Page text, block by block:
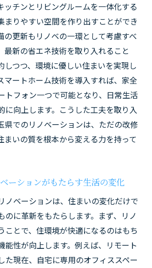
ッチンとリビングルームを一体化する
まりやすい空間を作り出すことができ
の更新もリノベの一環として考慮すべ
最新の省エネ技術を取り入れること
しつつ、環境に優しい住まいを実現し
マートホーム技術を導入すれば、家全
トフォン一つで可能となり、日常生活
に向上します。こうした工夫を取り入
県でのリノベーションは、ただの改修
まいの質を根本から変える力を持って
ーションがもたらす生活の変化
ノベーションは、住まいの変化だけで
のに革新をもたらします。まず、リノ
ことで、住環境が快適になるのはもち
能性が向上します。例えば、リモート
た現在、自宅に専用のオフィススペー